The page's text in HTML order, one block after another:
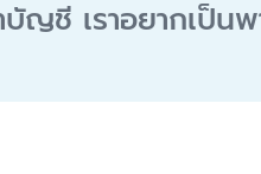
บัญชี เราอยากเป็น